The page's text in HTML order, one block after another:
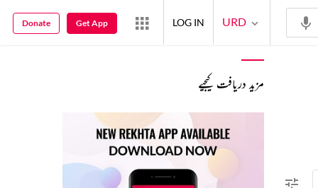
مزید دریافت کیجیے
URD
LOG IN
Get App
Donate